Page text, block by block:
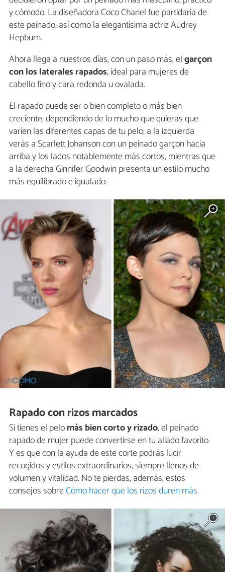
y cómodo. La diseñadora Coco Chanel fue partidaria de
este peinado, así como la elegantísima actriz Audrey
Hepburn.
Ahora llega a nuestros días, con un paso más, elgarçon
con los laterales rapados, ideal para mujeres de
cabello fino y cara redonda u ovalada.
El rapado puede ser o bien completo o más bien
creciente, dependiendo de lo mucho que quieras que
varíen las diferentes capas de tu pelo; a la izquierda
verás a Scarlett Johanson con un peinado garçon hacia
arriba y los lados notablemente más cortos, mientras que
a la derecha Ginnifer Goodwin presenta un estilo mucho
más equilibrado e igualado.
Rapado con rizos marcados
Si tienes el pelomás bien corto y rizado, el peinado
rapado de mujer puede convertirse en tu aliado favorito.
Y es que con la ayuda de este corte podrás lucir
recogidos y estilos extraordinarios, siempre llenos de
volumen y vitalidad. No te pierdas, además, estos
consejos sobreCómo hacer que los rizos duren más.